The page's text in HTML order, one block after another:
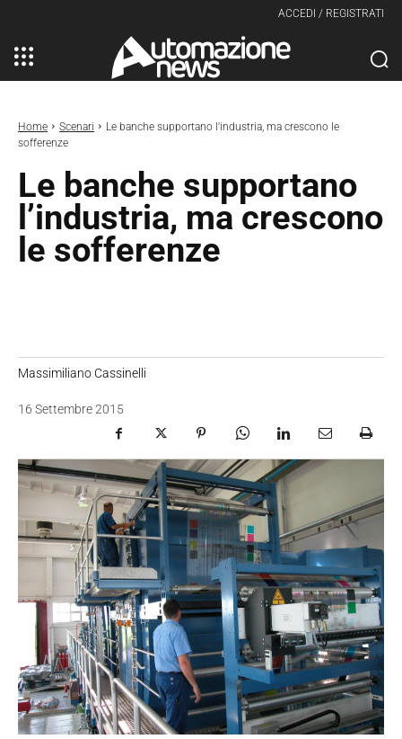
ACCEDI / REGISTRATI
Home Scenari
Le banche supportano l'industria, ma crescono le
sofferenze
Le banche supportano
l’industria, ma crescono
le sofferenze
Massimiliano Cassinelli
16 Settembre 2015